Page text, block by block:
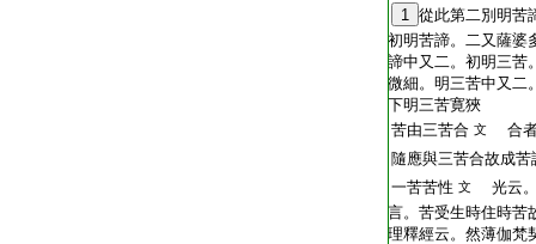
1 從此第二別明苦
初明苦諦。二又薩婆
諦中又二。初明三苦
微細。明三苦中又二
下明三苦寛狹
苦由三苦合 文
合
隨應與三苦合故成苦
一苦苦性 文
光云
言。苦受生時住時苦
理釋經云。然薄伽梵